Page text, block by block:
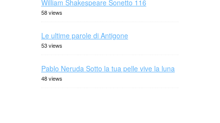
William Shakespeare Sonetto 116
58 views
Le ultime parole di Antigone
53 views
Pablo Neruda Sotto la tua pelle vive la luna
48 views